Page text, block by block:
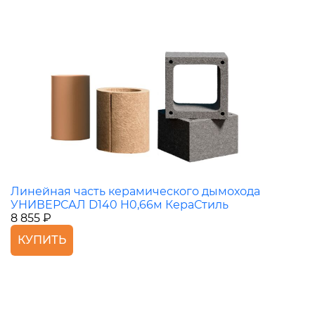
Линейная часть керамического дымохода
УНИВЕРСАЛ D140 H0,66м КераСтиль
8 855 ₽
КУПИТЬ